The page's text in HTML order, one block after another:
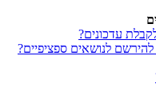
עדכונים?
להירשם לנושאים ספציפיים?